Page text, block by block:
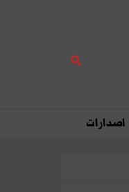
اصدارات